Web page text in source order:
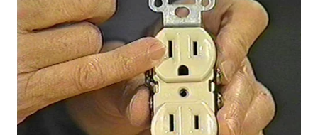
BINJAI
WN
CIREBON
WN
INDRAMAYU